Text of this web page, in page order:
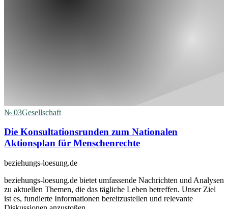
№ 03Gesellschaft
Die Konsultationsrunden zum Nationalen
Aktionsplan für Menschenrechte
beziehungs-loesung.de
beziehungs-loesung.de bietet umfassende Nachrichten und Analysen
zu aktuellen Themen, die das tägliche Leben betreffen. Unser Ziel
ist es, fundierte Informationen bereitzustellen und relevante